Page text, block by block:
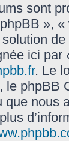
sont
»,
ici par
. Le
le phpBB
que nous